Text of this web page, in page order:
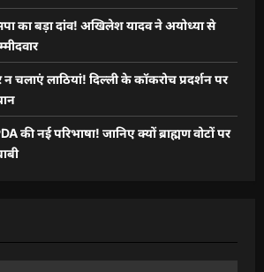
का बड़ा दांव! अखिलेश यादव ने अयोध्या से
न चलाएं लाठियां! दिल्ली के कॉकरोच प्रदर्शन पर
की नई परिभाषा! जानिए क्यों ब्राह्मण वोटों पर